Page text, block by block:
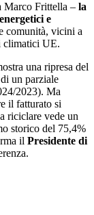
Marco Frittella – la
e
comunità, vicini a
climatici UE.
una ripresa del
un parziale
2023). Ma
il fatturato si
riciclare vede un
storico del 75,4%
il Presidente di